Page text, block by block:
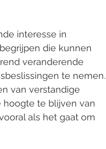
interesse in
die kunnen
veranderende
te nemen.
van verstandige
hoogte te blijven van
als het gaat om